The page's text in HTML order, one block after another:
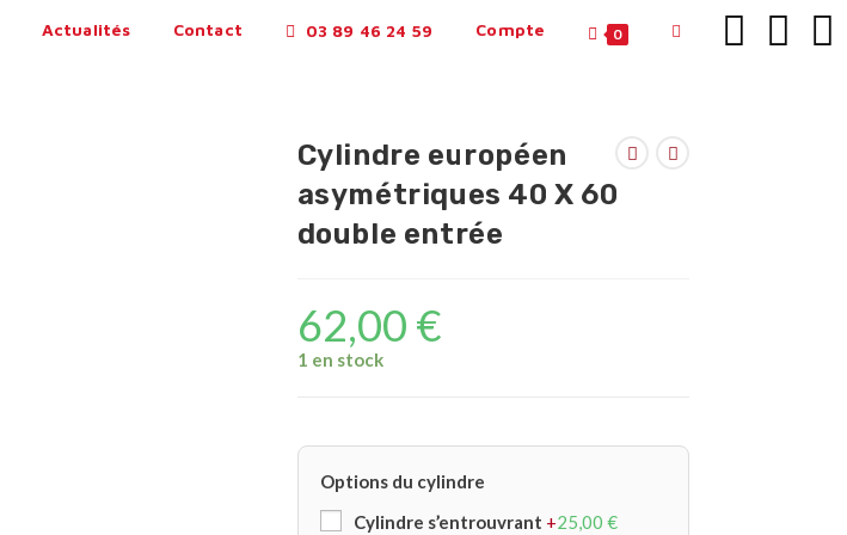
Actualités Contact 03 89 46 24 59 Compte 0
Cylindre européen
asymétriques 40 X 60
double entrée
62,00 €
1 en stock
Options du cylindre
Cylindre s’entrouvrant +25,00 €